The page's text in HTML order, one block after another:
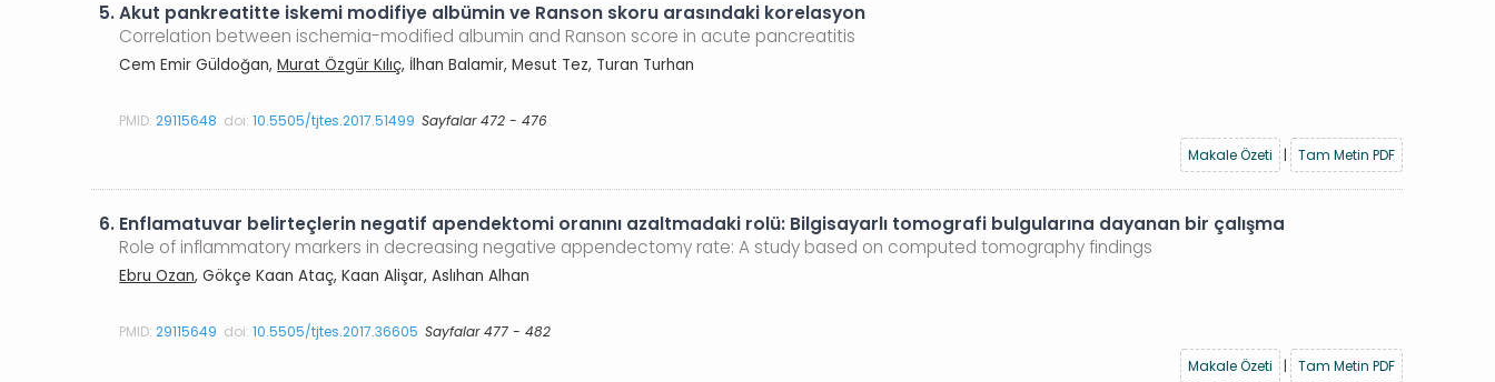
5.Akut pankreatitte iskemi modifiye albümin ve Ranson skoru arasındaki korelasyon
Correlation between ischemia-modified albumin and Ranson score in acute pancreatitis
Cem Emir Güldoğan,Murat Özgür Kılıç, İlhan Balamir, Mesut Tez, Turan Turhan
PMID:29115648 doi:10.5505/tjtes.2017.51499 Sayfalar 472 - 476
Makale Özeti
| Tam Metin PDF
6. Enflamatuvar belirteçlerin negatif apendektomi oranını azaltmadaki rolü: Bilgisayarlı tomografi bulgularına dayanan bir çalışma
Role of inflammatory markers in decreasing negative appendectomy rate: A study based on computed tomography findings
Ebru Ozan, Gökçe Kaan Ataç, Kaan Alişar, Aslıhan Alhan
PMID:29115649 doi:10.5505/tjtes.2017.36605 Sayfalar 477 - 482
Makale Özeti
| Tam Metin PDF